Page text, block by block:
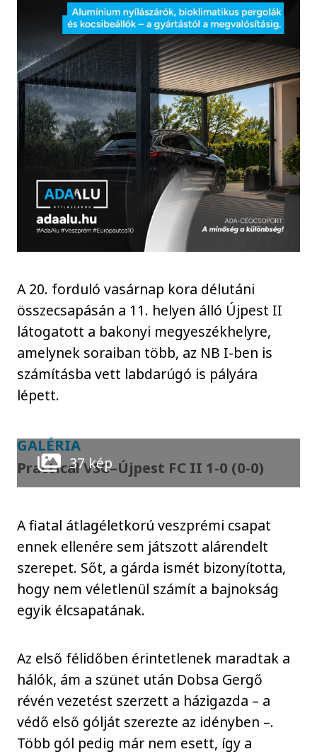
A 20. forduló vasárnap kora délutáni
összecsapásán a 11. helyen álló Újpest II
látogatott a bakonyi megyeszékhelyre,
amelynek soraiban több, az NB I-ben is
számításba vett labdarúgó is pályára
lépett.
GALÉRIA
Practical VSC–Újpest FC II 1-0 (0-0)
37 kép
A fiatal átlagéletkorú veszprémi csapat
ennek ellenére sem játszott alárendelt
szerepet. Sőt, a gárda ismét bizonyította,
hogy nem véletlenül számít a bajnokság
egyik élcsapatának.
Az első félidőben érintetlenek maradtak a
hálók, ám a szünet után Dobsa Gergő
révén vezetést szerzett a házigazda – a
védő első gólját szerezte az idényben –.
Több gól pedig már nem esett, így a